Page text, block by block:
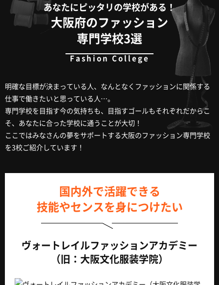
あなたにピッタリの学校がある！
大阪府のファッション
専門学校3選
明確な目標が決まっている人、なんとなくファッションに関係する
仕事で働きたいと思っている人…。
専門学校を目指す今の気持ちも、目指すゴールもそれぞれだからこ
そ、あなたに合った学校に通うことが大切！
ここではみなさんの夢をサポートする大阪のファッション専門学校
を3校ご紹介しています！
国内外で活躍できる
技能やセンスを身につけたい
ヴォートレイルファッションアカデミー
（旧：大阪文化服装学院）